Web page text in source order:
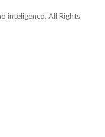
inteligenco. All Rights